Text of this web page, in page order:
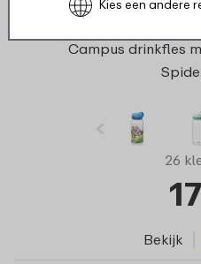
Campus drinkfles
26
Bekijk